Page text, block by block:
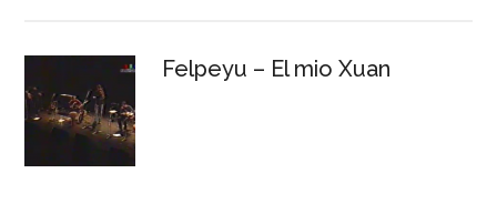
Felpeyu – El mio Xuan